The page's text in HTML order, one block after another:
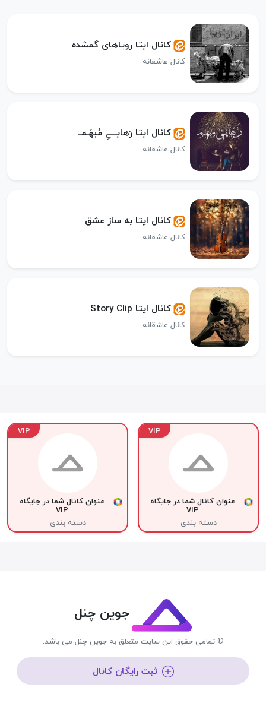
کانال ایتا رویاهای گمشده
کانال عاشقانه
کانال ایتا رَهایـــےِ مُبهَـمــ
کانال عاشقانه
کانال ایتا به ساز عشق
کانال عاشقانه
کانال ایتا Story Clip
کانال عاشقانه
VIP
عنوان کانال شما در جایگاه
VIP
دسته بندی
VIP
عنوان کانال شما در جایگاه
VIP
دسته بندی
جوین چنل
© تمامی حقوق این سایت متعلق به جوین چنل می باشد.
ثبت رایگان کانال